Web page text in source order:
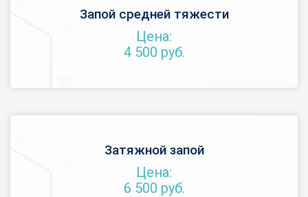
Запой средней тяжести
Цена:
4 500 руб.
Затяжной запой
Цена:
6 500 руб.